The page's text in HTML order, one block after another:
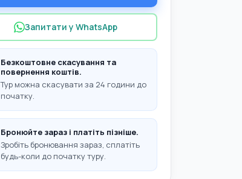
Запитати у WhatsApp
Безкоштовне скасування та
повернення коштів.
Тур можна скасувати за 24 години до
початку.
Бронюйте зараз і платіть пізніше.
Зробіть бронювання зараз, сплатіть
будь-коли до початку туру.